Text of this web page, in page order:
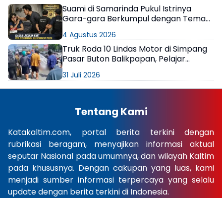
Suami di Samarinda Pukul Istrinya
Gara-gara Berkumpul dengan Teman
4 Agustus 2026
Truk Roda 10 Lindas Motor di Simpang
Pasar Buton Balikpapan, Pelajar
31 Juli 2026
Tentang Kami
Katakaltim.com, portal berita terkini dengan
rubrikasi beragam, menyajikan informasi aktual
seputar Nasional pada umumnya, dan wilayah Kaltim
pada khususnya. Dengan cakupan yang luas, kami
menjadi sumber informasi terpercaya yang selalu
update dengan berita terkini di Indonesia.